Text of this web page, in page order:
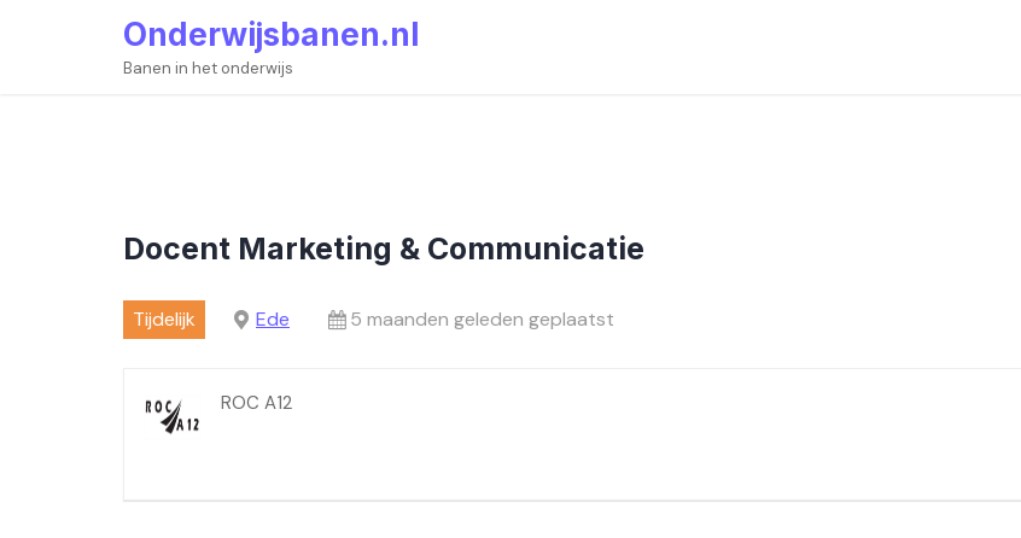
Onderwijsbanen.nl
Banen in het onderwijs
Docent Marketing & Communicatie
Tijdelijk Ede 5 maanden geleden geplaatst
ROC A12